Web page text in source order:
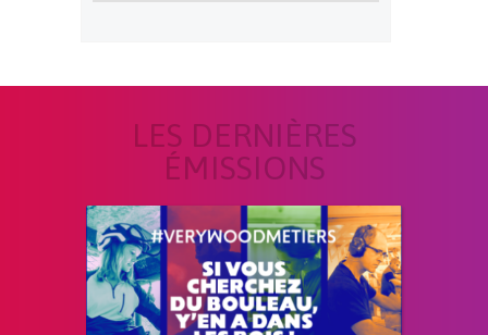
LES DERNIÈRES
ÉMISSIONS